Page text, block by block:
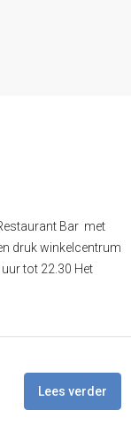
Bar met
druk winkelcentrum
tot 22.30 Het
Lees verder